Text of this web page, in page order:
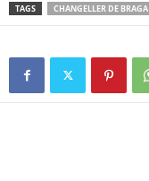
TAGS CHANGELLER DE BRAGA